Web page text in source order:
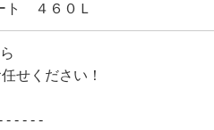
ト ４６０Ｌ
せください！
- - - - -